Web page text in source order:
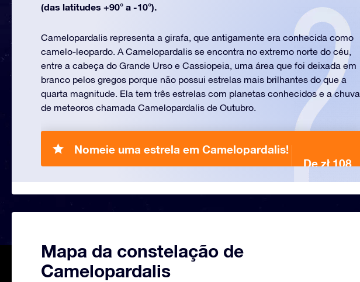
(das latitudes +90° a -10°).
Camelopardalis representa a girafa, que antigamente era conhecida como
camelo-leopardo. A Camelopardalis se encontra no extremo norte do céu,
entre a cabeça do Grande Urso e Cassiopeia, uma área que foi deixada em
branco pelos gregos porque não possui estrelas mais brilhantes do que a
quarta magnitude. Ela tem três estrelas com planetas conhecidos e a chuva
de meteoros chamada Camelopardalis de Outubro.
Nomeie uma estrela em Camelopardalis!
De zł 108
Mapa da constelação de
Camelopardalis